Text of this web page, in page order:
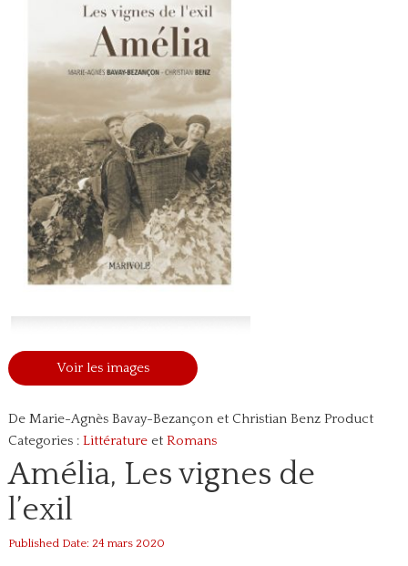
Voir les images
De Marie-Agnès Bavay-Bezançon et Christian BenzProduct
Categories : Littératureet Romans
Amélia, Les vignes de
l’exil
Published Date: 24 mars 2020